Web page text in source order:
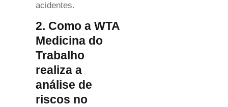
acidentes.
2. Como a WTA
Medicina do
Trabalho
realiza a
análise de
riscos no